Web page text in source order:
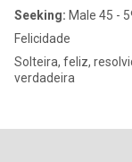
Seeking: Male 45 -
Felicidade
Solteira, feliz,
verdadeira